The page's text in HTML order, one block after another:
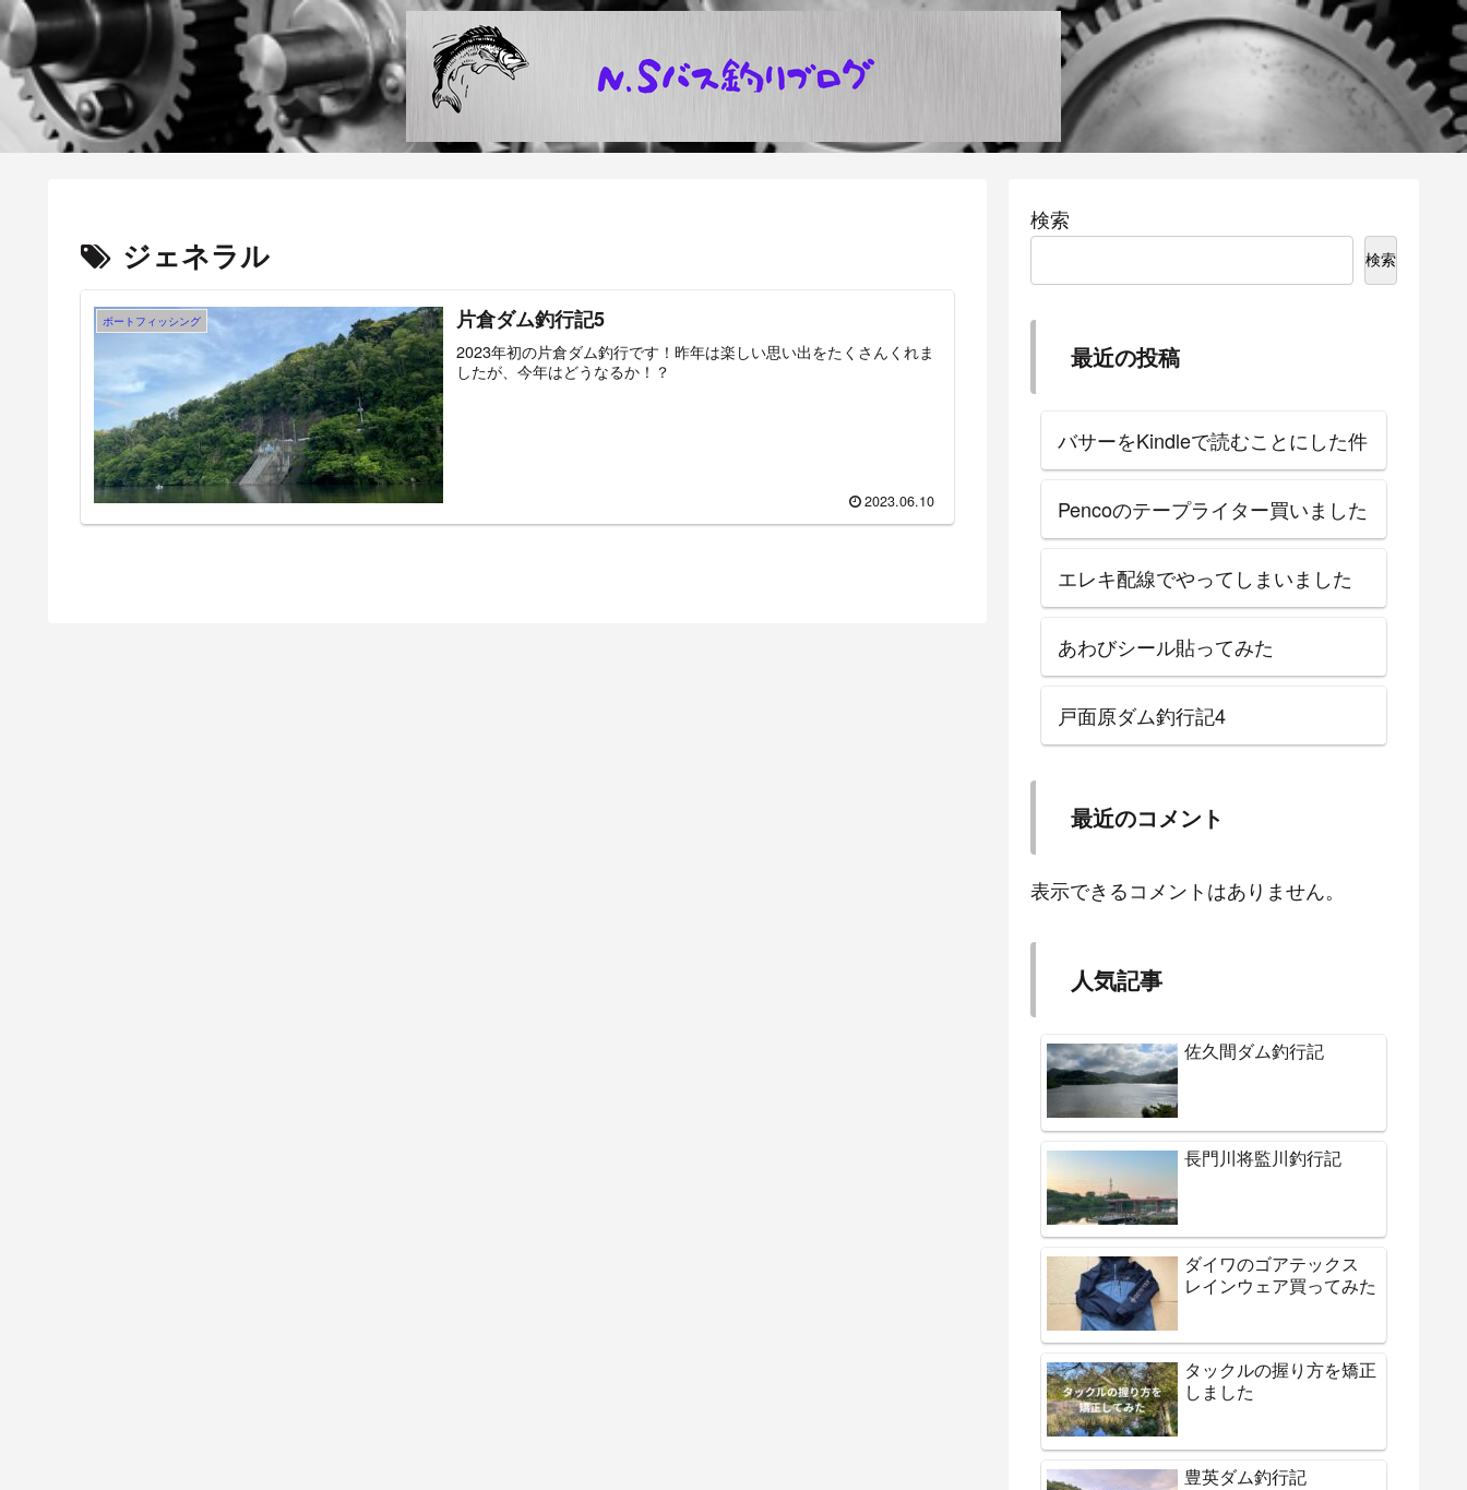
ジェネラル
ボートフィッシング 片倉ダム釣行記5
2023年初の片倉ダム釣行です！昨年は楽しい思い出をたくさんくれま
したが、今年はどうなるか！？
2023.06.10
検索
検索
最近の投稿
バサーをKindleで読むことにした件
Pencoのテープライター買いました
エレキ配線でやってしまいました
あわびシール貼ってみた
戸面原ダム釣行記4
最近のコメント
表示できるコメントはありません。
人気記事
佐久間ダム釣行記
長門川将監川釣行記
ダイワのゴアテックス
レインウェア買ってみた
タックルの握り方を矯正
しました
豊英ダム釣行記